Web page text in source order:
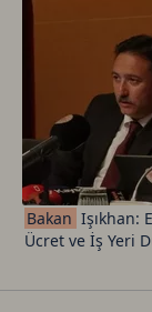
Bakan Işıkhan:
Ücret ve İş Yeri